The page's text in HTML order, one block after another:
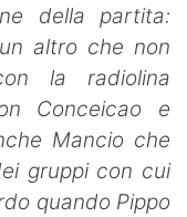
della partita:
altro che non
la radiolina
Conceicao e
Mancio che
gruppi con cui
quando Pippo